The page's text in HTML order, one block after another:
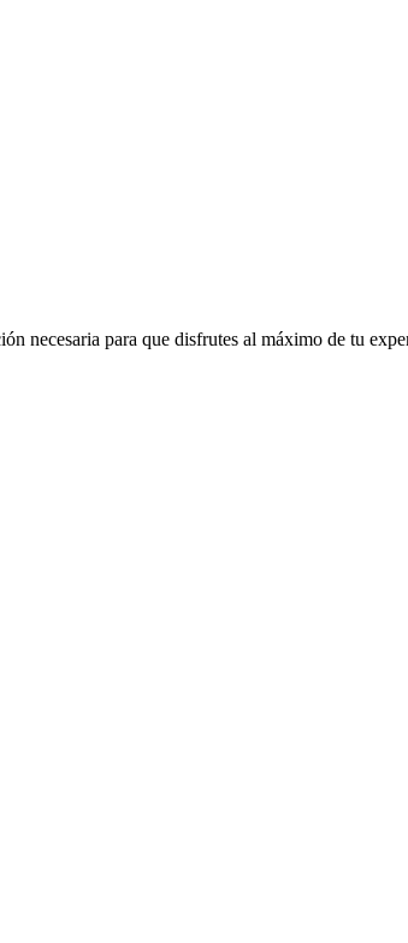
necesaria para que disfrutes al máximo de tu